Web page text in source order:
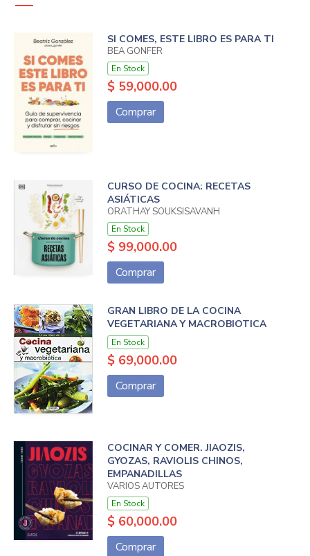
SI COMES, ESTE LIBRO ES PARA TI
BEA GONFER
En Stock
$ 59,000.00
Comprar
CURSO DE COCINA: RECETAS
ASIÁTICAS
ORATHAY SOUKSISAVANH
En Stock
$ 99,000.00
Comprar
GRAN LIBRO DE LA COCINA
VEGETARIANA Y MACROBIOTICA
En Stock
$ 69,000.00
Comprar
COCINAR Y COMER. JIAOZIS,
GYOZAS, RAVIOLIS CHINOS,
EMPANADILLAS
VARIOS AUTORES
En Stock
$ 60,000.00
Comprar